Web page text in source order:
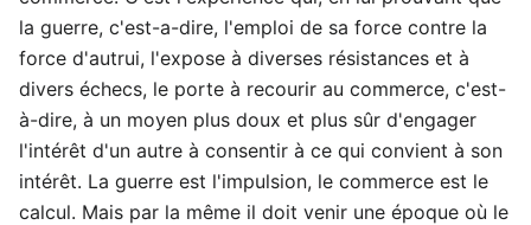
la guerre, c'est-a-dire, l'emploi de sa force contre la
force d'autrui, l'expose à diverses résistances et à
divers échecs, le porte à recourir au commerce, c'est-
à-dire, à un moyen plus doux et plus sûr d'engager
l'intérêt d'un autre à consentir à ce qui convient à son
intérêt. La guerre est l'impulsion, le commerce est le
calcul. Mais par la même il doit venir une époque où le